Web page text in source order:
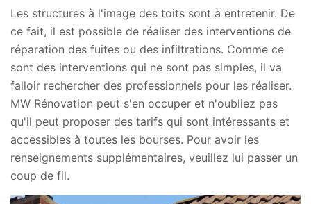
Les structures à l'image des toits sont à entretenir. De
ce fait, il est possible de réaliser des interventions de
réparation des fuites ou des infiltrations. Comme ce
sont des interventions qui ne sont pas simples, il va
falloir rechercher des professionnels pour les réaliser.
MW Rénovation peut s'en occuper et n'oubliez pas
qu'il peut proposer des tarifs qui sont intéressants et
accessibles à toutes les bourses. Pour avoir les
renseignements supplémentaires, veuillez lui passer un
coup de fil.